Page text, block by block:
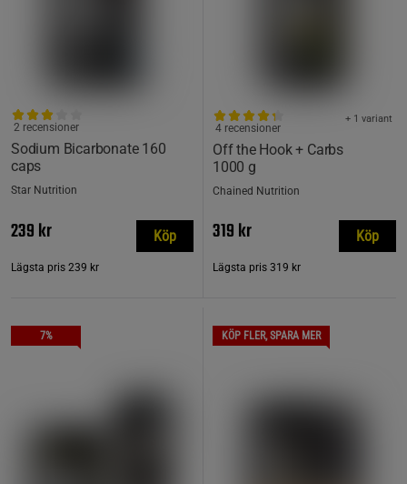
Sodium Bicarbonate 160
caps
2 recensioner
Star Nutrition
239 kr
Lägsta pris 239 kr
Köp
Off the Hook + Carbs
1000 g
+ 1 variant
4 recensioner
Chained Nutrition
319 kr
Lägsta pris 319 kr
Köp
7% KÖP FLER, SPARA MER